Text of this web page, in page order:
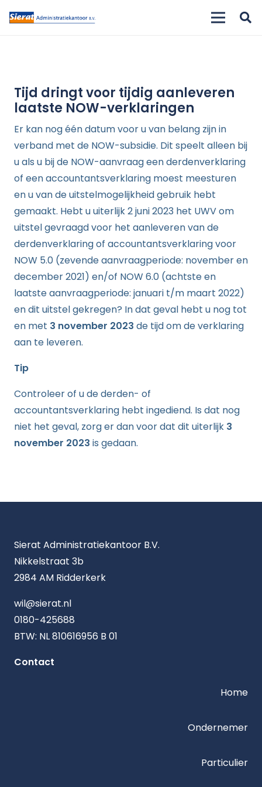
Tijd dringt voor tijdig aanleveren
laatste NOW-verklaringen
Er kan nog één datum voor u van belang zijn in
verband met de NOW-subsidie. Dit speelt alleen bij
u als u bij de NOW-aanvraag een derdenverklaring
of een accountantsverklaring moest meesturen
en u van de uitstelmogelijkheid gebruik hebt
gemaakt. Hebt u uiterlijk 2 juni 2023 het UWV om
uitstel gevraagd voor het aanleveren van de
derdenverklaring of accountantsverklaring voor
NOW 5.0 (zevende aanvraagperiode: november en
december 2021) en/of NOW 6.0 (achtste en
laatste aanvraagperiode: januari t/m maart 2022)
en dit uitstel gekregen? In dat geval hebt u nog tot
en met 3 november 2023 de tijd om de verklaring
aan te leveren.
Tip
Controleer of u de derden- of
accountantsverklaring hebt ingediend. Is dat nog
niet het geval, zorg er dan voor dat dit uiterlijk 3
november 2023 is gedaan.
Sierat Administratiekantoor B.V.
Nikkelstraat 3b
2984 AM Ridderkerk
wil@sierat.nl
0180-425688
BTW: NL 810616956 B 01
Contact
Home
Ondernemer
Particulier